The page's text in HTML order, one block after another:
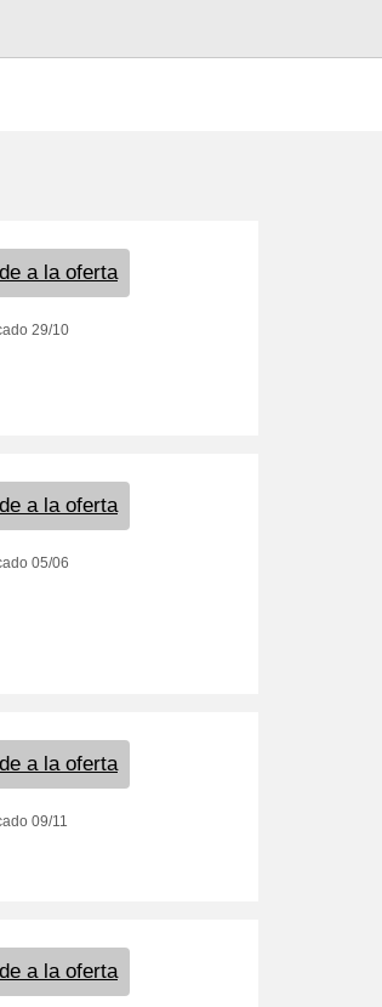
a la oferta
29/10
a la oferta
05/06
a la oferta
09/11
a la oferta